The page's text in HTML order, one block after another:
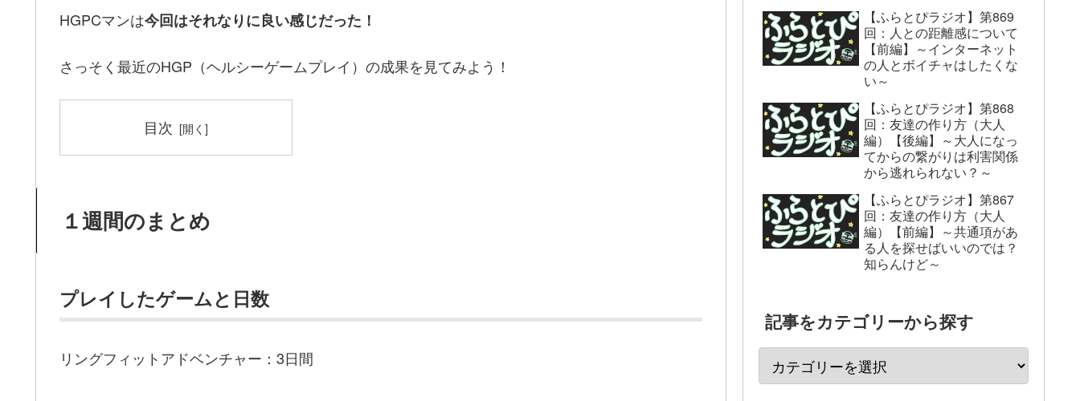
HGPCマンは今回はそれなりに良い感じだった！
さっそく最近のHGP（ヘルシーゲームプレイ）の成果を見てみよう！
目次
１週間のまとめ
プレイしたゲームと日数
リングフィットアドベンチャー：3日間
【ふらとぴラジオ】第869
回：人との距離感について
【前編】～インターネット
の人とボイチャはしたくな
い～
【ふらとぴラジオ】第868
回：友達の作り方（大人
編）【後編】～大人になっ
てからの繋がりは利害関係
から逃れられない？～
【ふらとぴラジオ】第867
回：友達の作り方（大人
編）【前編】～共通項があ
る人を探せばいいのでは？
知らんけど～
記事をカテゴリーから探す